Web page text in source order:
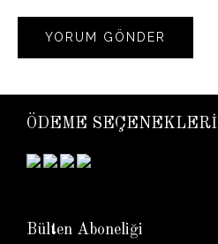
ÖDEME SEÇENEKLERİ
Bülten Aboneliği